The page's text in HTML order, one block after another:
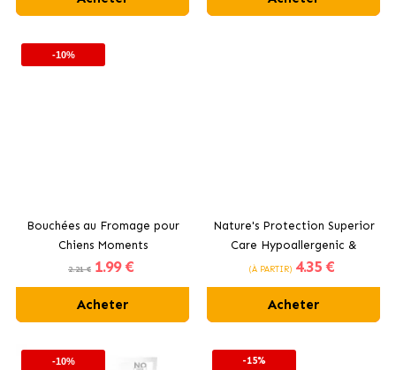
-10%
Bouchées au Fromage pour
Chiens Moments
2.21 € 1.99 €
Acheter
Nature's Protection Superior
Care Hypoallergenic &
Digestive Snack pour chiens
(À PARTIR) 4.35 €
Acheter
-10% -15%